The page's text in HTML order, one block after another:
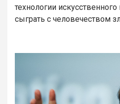
технологии
сыграть с человечеством